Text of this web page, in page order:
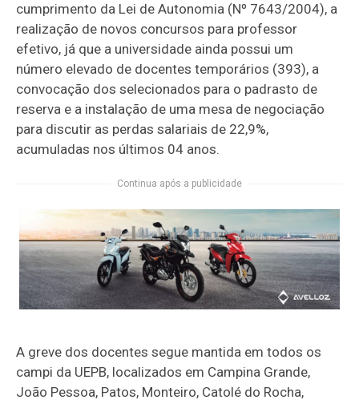
cumprimento da Lei de Autonomia (Nº 7643/2004), a
realização de novos concursos para professor
efetivo, já que a universidade ainda possui um
número elevado de docentes temporários (393), a
convocação dos selecionados para o padrasto de
reserva e a instalação de uma mesa de negociação
para discutir as perdas salariais de 22,9%,
acumuladas nos últimos 04 anos.
Continua após a publicidade
A greve dos docentes segue mantida em todos os
campi da UEPB, localizados em Campina Grande,
João Pessoa, Patos, Monteiro, Catolé do Rocha,